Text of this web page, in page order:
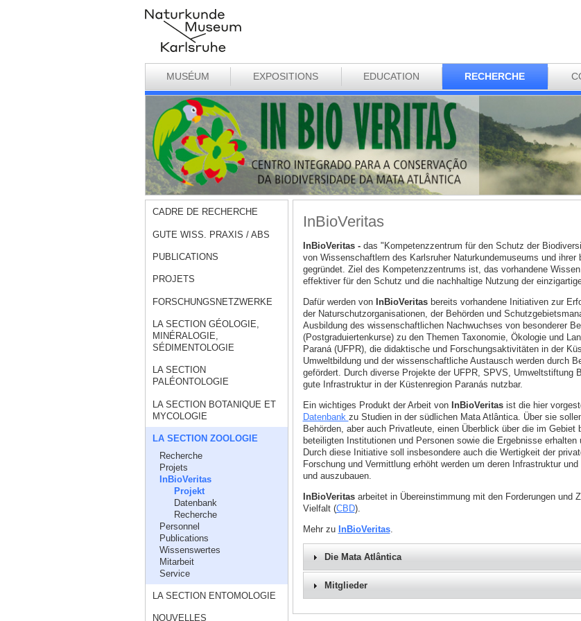
MUSÉUM EXPOSITIONS EDUCATION RECHERCHE
CADRE DE RECHERCHE
GUTE WISS. PRAXIS / ABS
PUBLICATIONS
PROJETS
FORSCHUNGSNETZWERKE
LA SECTION GÉOLOGIE,
MINÉRALOGIE,
SÉDIMENTOLOGIE
LA SECTION
PALÉONTOLOGIE
LA SECTION BOTANIQUE ET
MYCOLOGIE
LA SECTION ZOOLOGIE
Recherche
Projets
InBioVeritas
Projekt
Datenbank
Recherche
Personnel
Publications
Wissenswertes
Mitarbeit
Service
LA SECTION ENTOMOLOGIE
NOUVELLES
InBioVeritas
InBioVeritas -das "Kompetenzzentrum für den Schutz der
von Wissenschaftlern des Karlsruher Naturkundemuseums und
gegründet. Ziel des Kompetenzzentrums ist, das vorhandene
effektiver für den Schutz und die nachhaltige Nutzung der
Dafür werden von InBioVeritasbereits vorhandene Initiativen zur
der Naturschutzorganisationen, der Behörden und
Ausbildung des wissenschaftlichen Nachwuchses von besonderer
(Postgraduiertenkurse) zu den Themen Taxonomie, Ökologie und
Paraná (UFPR), die didaktische und Forschungsaktivitäten in der
Umweltbildung und der wissenschaftliche Austausch werden durch
gefördert. Durch diverse Projekte der UFPR, SPVS, Umweltstiftung
gute Infrastruktur in der Küstenregion Paranás nutzbar.
Ein wichtiges Produkt der Arbeit von InBioVeritas ist die hier
Datenbank zu Studien in der südlichen Mata Atlântica. Über sie
Behörden, aber auch Privatleute, einen Überblick über die im
beteiligten Institutionen und Personen sowie die Ergebnisse
Durch diese Initiative soll insbesondere auch die Wertigkeit der
Forschung und Vermittlung erhöht werden um deren Infrastruktur
und auszubauen.
InBioVeritas arbeitet in Übereinstimmung mit den Forderungen und
Vielfalt (CBD).
Mehr zu InBioVeritas.
Die Mata Atlântica
Mitglieder